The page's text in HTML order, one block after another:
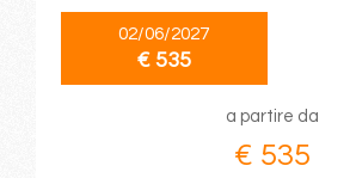
02/06/2027
€ 535
a partire da
€ 535